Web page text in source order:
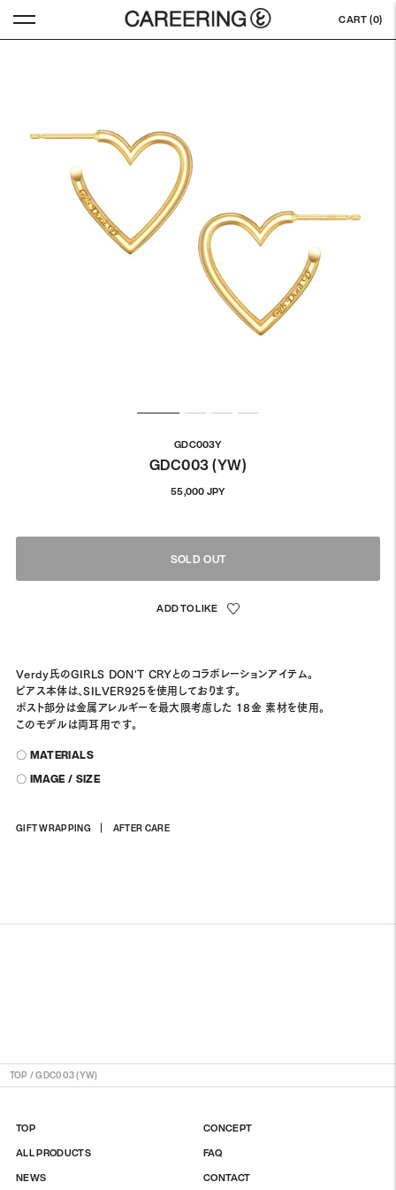
CART (0)
GDC003Y
GDC003 (YW)
55,000 JPY通
格
SOLD OUT
Verdy氏のGIRLS DON'T CRYとのコラボレーションアイテム。
ピアス本体は、SILVER925を使用しております。
ポスト部分は金属アレルギーを最大限考慮した 18金 素材を使用。
このモデルは両耳用です。
〇 MATERIALS
〇 IMAGE / SIZE
GIFT WRAPPING AFTER CARE
商
TOP /GDC003 (YW)
TOP
ALL PRODUCTS
NEWS
CONCEPT
FAQ
CONTACT